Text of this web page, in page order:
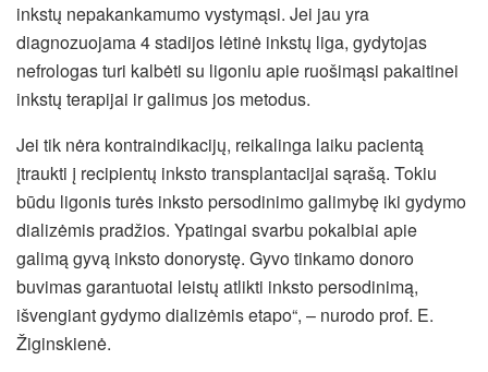
inkstų nepakankamumo vystymąsi. Jei jau yra
diagnozuojama 4 stadijos lėtinė inkstų liga, gydytojas
nefrologas turi kalbėti su ligoniu apie ruošimąsi pakaitinei
inkstų terapijai ir galimus jos metodus.
Jei tik nėra kontraindikacijų, reikalinga laiku pacientą
įtraukti į recipientų inksto transplantacijai sąrašą. Tokiu
būdu ligonis turės inksto persodinimo galimybę iki gydymo
dializėmis pradžios. Ypatingai svarbu pokalbiai apie
galimą gyvą inksto donorystę. Gyvo tinkamo donoro
buvimas garantuotai leistų atlikti inksto persodinimą,
išvengiant gydymo dializėmis etapo“, – nurodo prof. E.
Žiginskienė.